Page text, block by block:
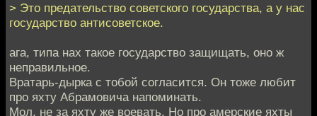
> Это предательство советского государства, а у нас
государство антисоветское.
ага, типа нах такое государство защищать, оно ж
неправильное.
Вратарь-дырка с тобой согласится. Он тоже любит
про яхту Абрамовича напоминать.
Мол, не за яхту же воевать. Но про амерские яхты